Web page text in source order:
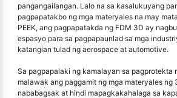
pangangailangan. Lalo na sa kasalukuyang
pagpapatakbo ng mga materyales na may
PEEK, ang pagpapatakda ng FDM 3D ay
espasyo para sa pagpapaunlad sa mga
katangian tulad ng aerospace at automotive.
Sa pagpapalaki ng kamalayan sa pagprotekta
malawak ang paggamit ng mga materyales ng
nababagsak at hindi mapagkakahalaga sa